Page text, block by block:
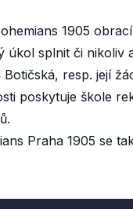
1905
úkol splnit či nikoliv
resp. její
poskytuje škole
Praha 1905 se